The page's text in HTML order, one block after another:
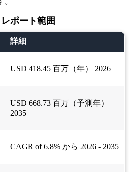
ポート範囲
詳細
USD 418.45 百万（年） 2026
USD 668.73 百万（予測年）
2035
CAGR of 6.8% から 2026 - 2035